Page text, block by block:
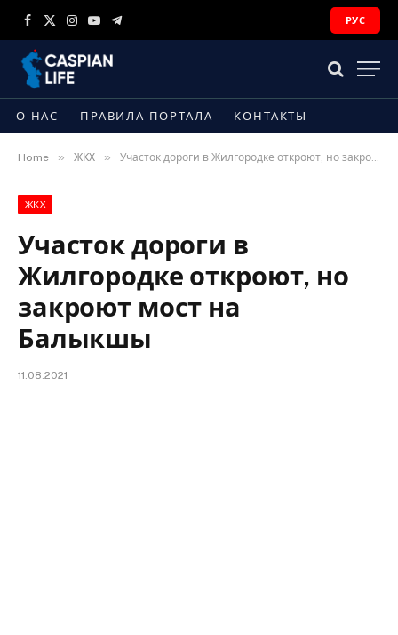
Facebook
X
Instagram
YouTubeTelegram
РУС
О НАС ПРАВИЛА ПОРТАЛА КОНТАКТЫ
Home » ЖКХ » Участок дороги в Жилгородке откроют, но закроют мост на Балыкшы
ЖКХ
Участок дороги в
Жилгородке откроют, но
закроют мост на
Балыкшы
11.08.2021